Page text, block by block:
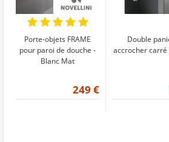
Porte-objets FRAME
pour paroi de douche -
Blanc Mat
249 €
Double
accrocher carré